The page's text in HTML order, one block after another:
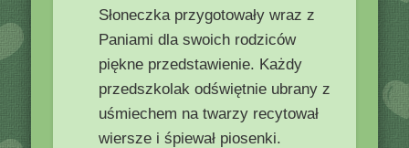
Słoneczka przygotowały wraz z
Paniami dla swoich rodziców
piękne przedstawienie. Każdy
przedszkolak odświętnie ubrany z
uśmiechem na twarzy recytował
wiersze i śpiewał piosenki.